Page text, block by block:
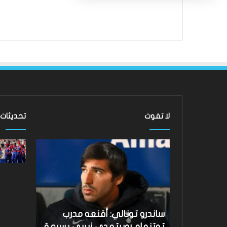
لا تفوت
ساندرو
توتنهام
روبرتو
دي
زيربي
ساندرو تونالي: أقنعه مدرب
لقد
عادت
الدوري
تحديثات